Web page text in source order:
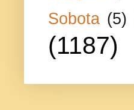
Sobota (5)
(1187)